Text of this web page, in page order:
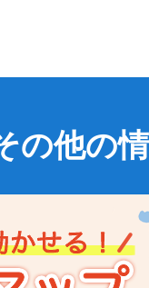
の他の